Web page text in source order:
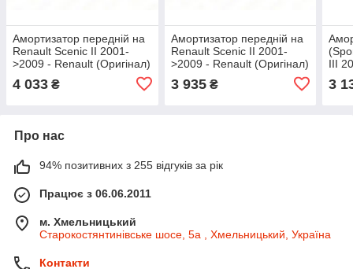
Амортизатор передній на
Renault Scenic II 2001-
>2009 - Renault (Оригінал)
4 033 ₴
Амортизатор передній на
Renault Scenic II 2001-
>2009 - Renault (Оригінал)
3 935₴
III
3
Про нас
94% позитивних з 255 відгуків за рік
Працює з 06.06.2011
м. Хмельницький
Старокостянтинівське шосе, 5а , Хмельницький, Україна
Контакти